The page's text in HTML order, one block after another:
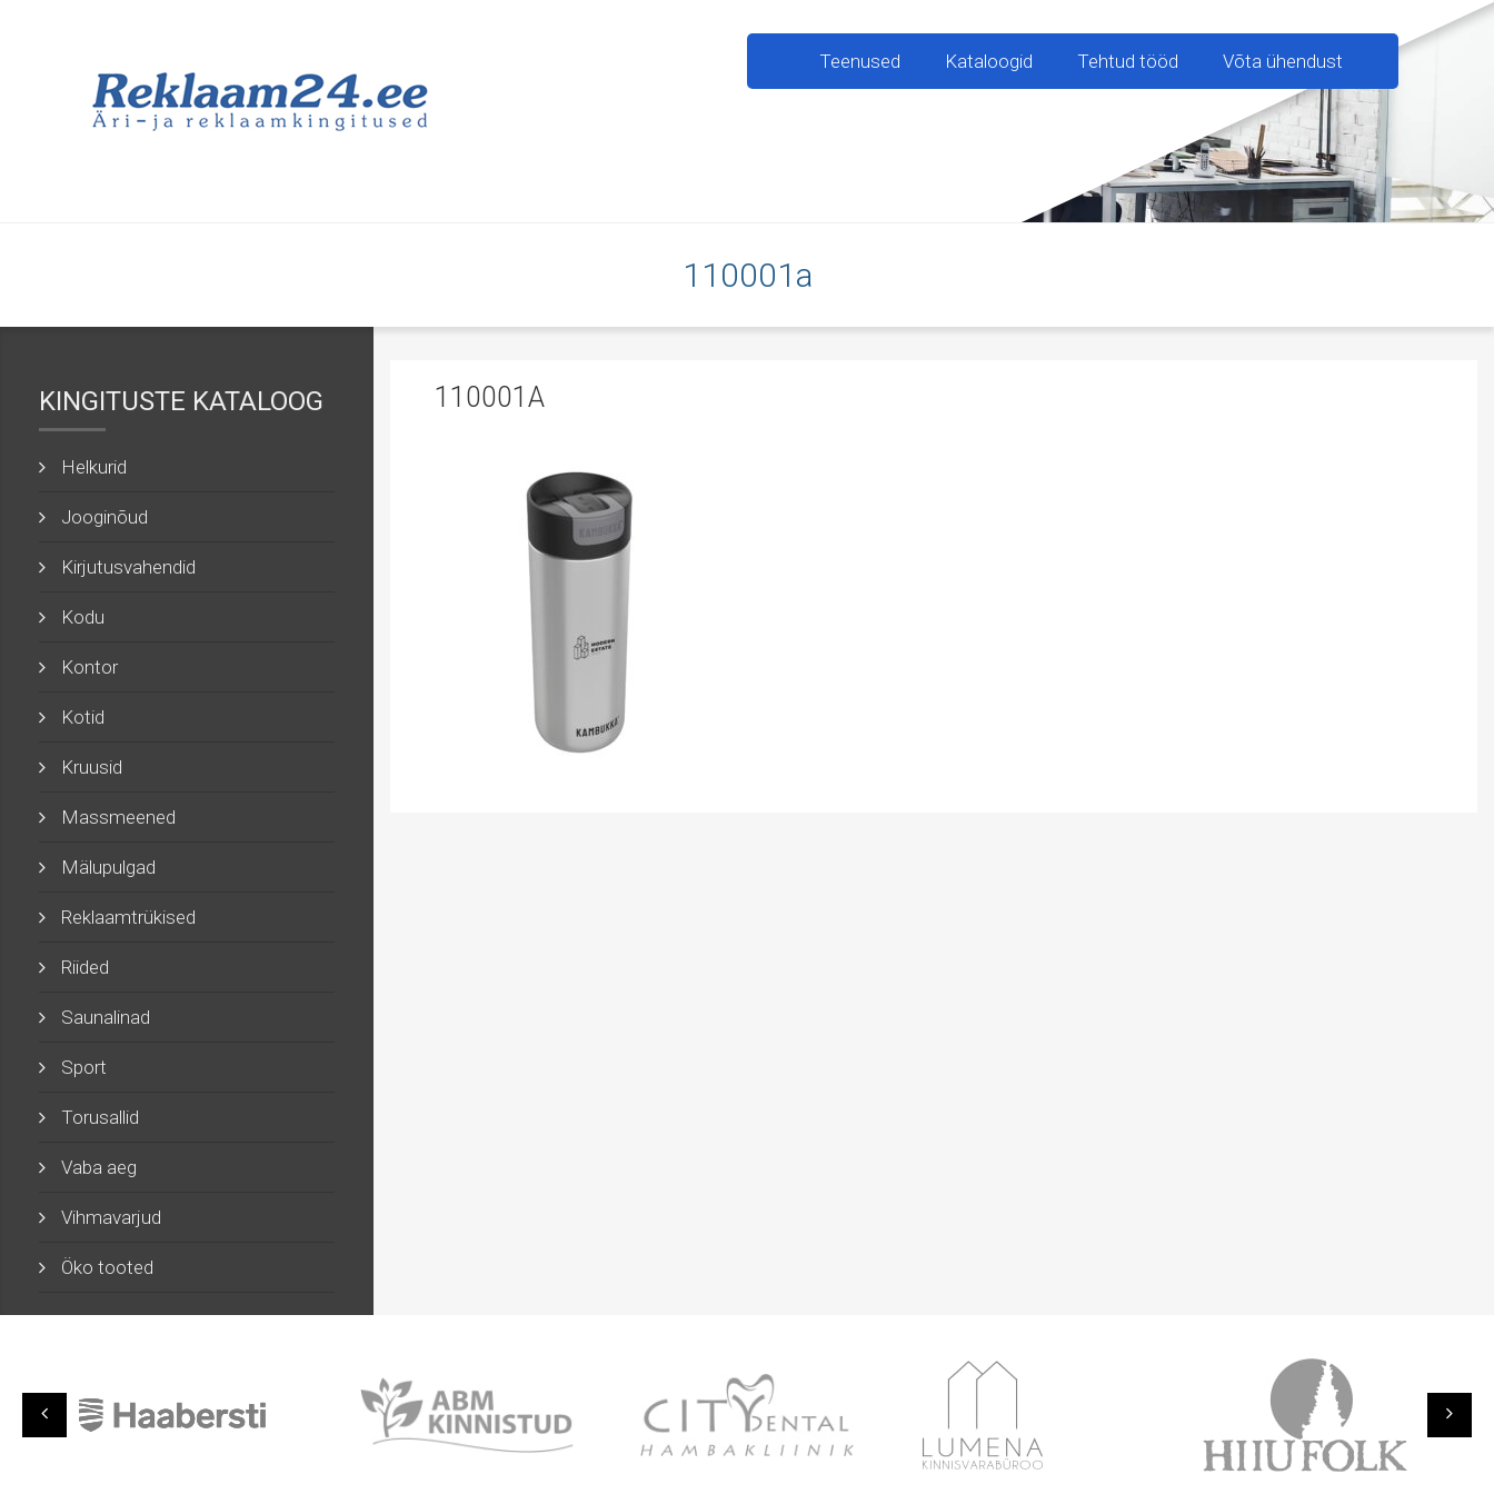
Teenused Kataloogid Tehtud tööd Võta ühendust
110001a
KINGITUSTE KATALOOG
Helkurid
Jooginõud
Kirjutusvahendid
Kodu
Kontor
Kotid
Kruusid
Massmeened
Mälupulgad
Reklaamtrükised
Riided
Saunalinad
Sport
Torusallid
Vaba aeg
Vihmavarjud
Öko tooted
110001A